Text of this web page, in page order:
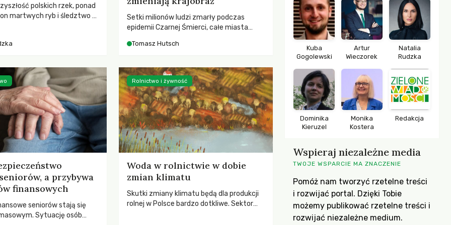
polskich rzek, ponad
martwych ryb i śledztwo z
by prace modernizacyjne
śmierci rzeki.
Setki milionów ludzi zmarły podczas
epidemii Czarnej Śmierci, całe miasta
pierwsze liście nowych dębów rozwijały
podnosiła się po jednej z największych
katastrof w swoich dziejach.
Tomasz Hutsch
a przybywa
finansowych
seniorów stają się
Sytuację osób
Woda w rolnictwie w dobie
zmian klimatu
Skutki zmiany klimatu będą dla produkcji
rolnej w Polsce bardzo dotkliwe. Sektor
Rolnictwo i żywność
Kuba
Gogolewski
Artur
Wieczorek
Natalia
Rudzka
Dominika
Kieruzel
Monika
Kostera
Redakcja
Wspieraj niezależne media
TWOJE WSPARCIE MA ZNACZENIE
Pomóż nam tworzyć rzetelne treści
i rozwijać portal. Dzięki Tobie
możemy publikować rzetelne treści i
rozwijać niezależne medium.